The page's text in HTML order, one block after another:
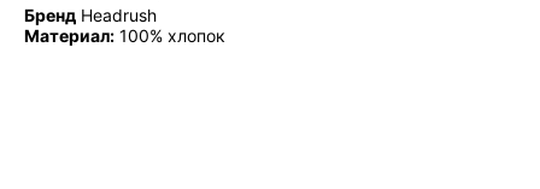
Бренд Headrush
Материал: 100% хлопок